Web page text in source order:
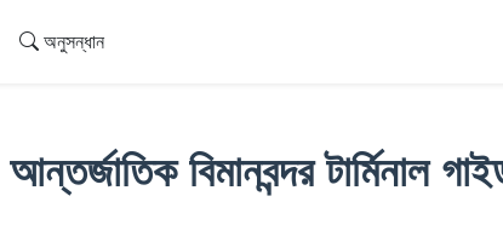
অনুসন্ধান
বিমানবন্দর টার্মিনাল